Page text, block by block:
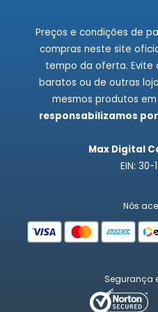
Preços e condições de
compras neste site
tempo da oferta. Evite
baratos ou de outras
mesmos produtos
responsabilizamos
Max Digital
EIN: 30-
Nós
Segurança